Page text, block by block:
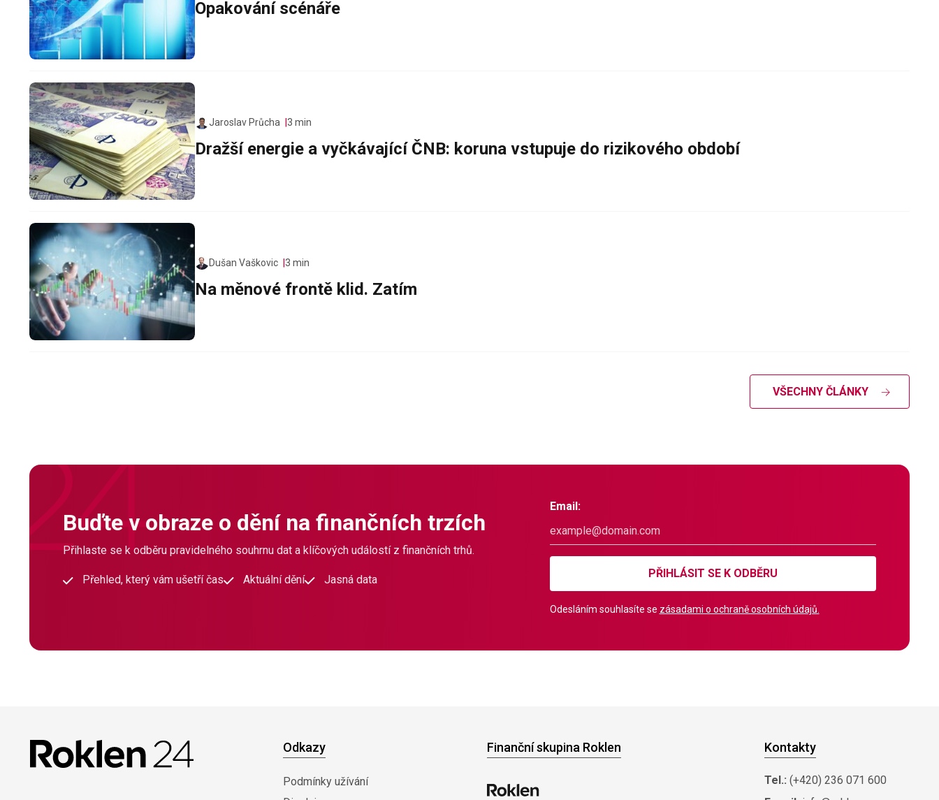
Opakování scénáře
Jaroslav Průcha 3 min
Dražší energie a vyčkávající ČNB: koruna vstupuje do rizikového období
Dušan Vaškovic 3 min
Na měnové frontě klid. Zatím
VŠECHNY ČLÁNKY
Buďte v obraze o dění na finančních trzích
Přihlaste se k odběru pravidelného souhrnu dat a klíčových událostí z finančních trhů.
Přehled, který vám ušetří čas Aktuální dění Jasná data
Email:
PŘIHLÁSIT SE K ODBĚRU
Odesláním souhlasíte se zásadami o ochraně osobních údajů.
Odkazy
Podmínky užívání
Finanční skupina Roklen Kontakty
Tel.: (+420) 236 071 600